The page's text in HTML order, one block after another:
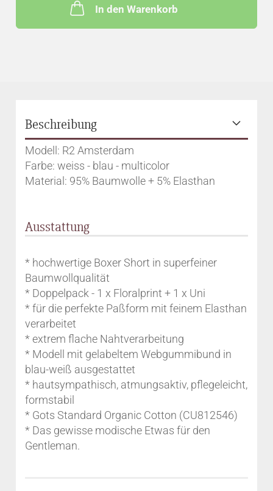
In den Warenkorb
Beschreibung
Modell: R2 Amsterdam
Farbe: weiss - blau - multicolor
Material: 95% Baumwolle + 5% Elasthan
Ausstattung
* hochwertige Boxer Short in superfeiner
Baumwollqualität
* Doppelpack - 1 x Floralprint + 1 x Uni
* für die perfekte Paßform mit feinem Elasthan
verarbeitet
* extrem flache Nahtverarbeitung
* Modell mit gelabeltem Webgummibund in
blau-weiß ausgestattet
* hautsympathisch, atmungsaktiv, pflegeleicht,
formstabil
* Gots Standard Organic Cotton (CU812546)
* Das gewisse modische Etwas für den
Gentleman.